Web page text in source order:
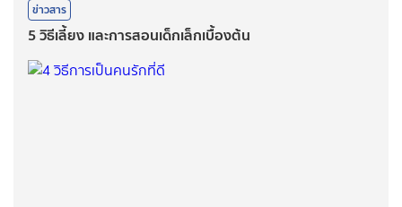
ข่าวสาร
5 วิธีเลี้ยง และการสอนเด็กเล็กเบื้องต้น